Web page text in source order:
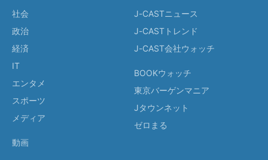
社会
政治
経済
IT
エンタメ
スポーツ
メディア
動画
J-CASTニュース
J-CASTトレンド
J-CAST会社ウォッチ
BOOKウォッチ
東京バーゲンマニア
Jタウンネット
ゼロまる